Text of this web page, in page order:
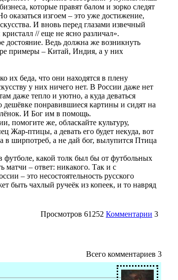
которые правят балом и зорко следят
изгоем – это уже достижение,
И вновь перед глазами извечный
// еще не ясно различал».
достояние. Ведь должна же возникнуть
примеры – Китай, Индия, а у них
их беда, что они находятся в плену
у них ничего нет. В России даже нет
даже тепло и уютно, а куда деваться
дешёвке понравившиеся картины и сидят на
И Бог им в помощь.
помогите же, обласкайте культуру,
Жар-птицы, а девать его будет некуда, вот
в ширпотреб, а не дай бог, вылупится Птица
футболе, какой толк был бы от футбольных
матчи – ответ: никакого. Так и с
– это несостоятельность русского
быть чахлый ручеёк из копеек, и то навряд
Просмотров 61252 Комментарии 3
Всего комментариев 3